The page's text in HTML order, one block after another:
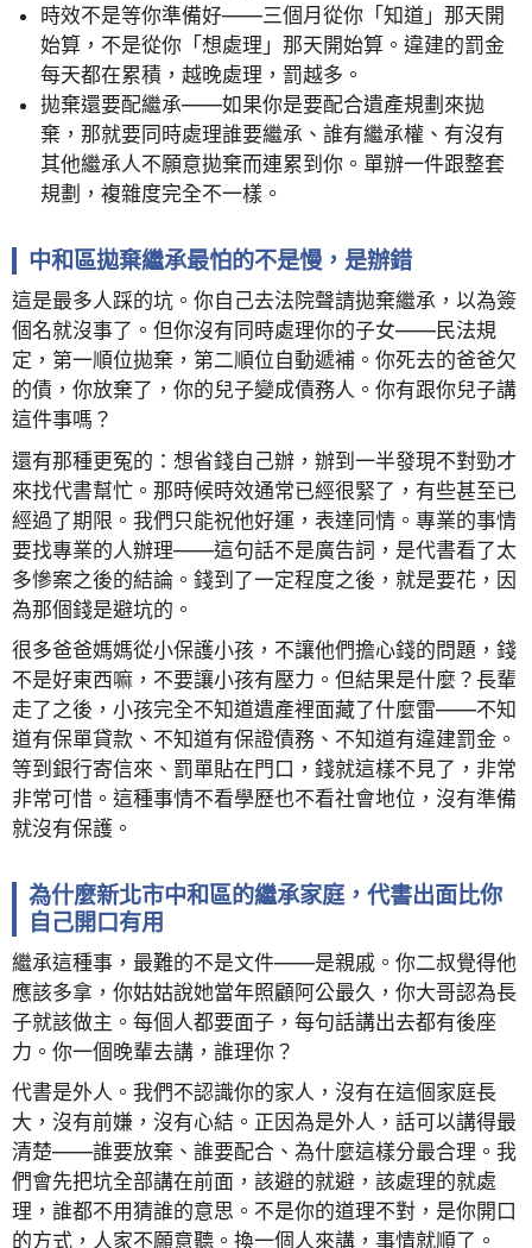
時效不是等你準備好——三個月從你「知道」那天開
始算，不是從你「想處理」那天開始算。違建的罰金
每天都在累積，越晚處理，罰越多。
拋棄還要配繼承——如果你是要配合遺產規劃來拋
棄，那就要同時處理誰要繼承、誰有繼承權、有沒有
其他繼承人不願意拋棄而連累到你。單辦一件跟整套
規劃，複雜度完全不一樣。
中和區拋棄繼承最怕的不是慢，是辦錯
這是最多人踩的坑。你自己去法院聲請拋棄繼承，以為簽
個名就沒事了。但你沒有同時處理你的子女——民法規
定，第一順位拋棄，第二順位自動遞補。你死去的爸爸欠
的債，你放棄了，你的兒子變成債務人。你有跟你兒子講
這件事嗎？
還有那種更冤的：想省錢自己辦，辦到一半發現不對勁才
來找代書幫忙。那時候時效通常已經很緊了，有些甚至已
經過了期限。我們只能祝他好運，表達同情。專業的事情
要找專業的人辦理——這句話不是廣告詞，是代書看了太
多慘案之後的結論。錢到了一定程度之後，就是要花，因
為那個錢是避坑的。
很多爸爸媽媽從小保護小孩，不讓他們擔心錢的問題，錢
不是好東西嘛，不要讓小孩有壓力。但結果是什麼？長輩
走了之後，小孩完全不知道遺產裡面藏了什麼雷——不知
道有保單貸款、不知道有保證債務、不知道有違建罰金。
等到銀行寄信來、罰單貼在門口，錢就這樣不見了，非常
非常可惜。這種事情不看學歷也不看社會地位，沒有準備
就沒有保護。
為什麼新北市中和區的繼承家庭，代書出面比你
自己開口有用
繼承這種事，最難的不是文件——是親戚。你二叔覺得他
應該多拿，你姑姑說她當年照顧阿公最久，你大哥認為長
子就該做主。每個人都要面子，每句話講出去都有後座
力。你一個晚輩去講，誰理你？
代書是外人。我們不認識你的家人，沒有在這個家庭長
大，沒有前嫌，沒有心結。正因為是外人，話可以講得最
清楚——誰要放棄、誰要配合、為什麼這樣分最合理。我
們會先把坑全部講在前面，該避的就避，該處理的就處
理，誰都不用猜誰的意思。不是你的道理不對，是你開口
的方式，人家不願意聽。換一個人來講，事情就順了。